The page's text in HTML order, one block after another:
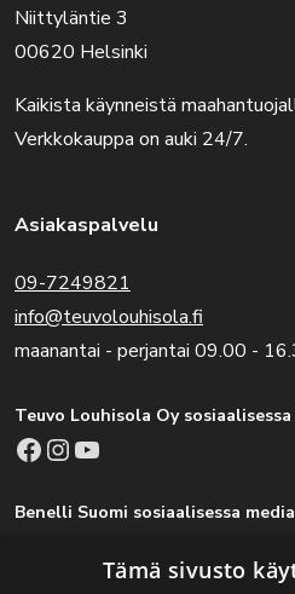
Niittyläntie 3
00620 Helsinki
Kaikista käynneistä
Verkkokauppa on auki 24/7.
Asiakaspalvelu
09-7249821
info@teuvolouhisola.fi
maanantai - perjantai 09.00 -
Teuvo Louhisola Oy sosiaalisessa
Facebook Instagram YouTube
Benelli Suomi sosiaalisessa
Tämä sivusto